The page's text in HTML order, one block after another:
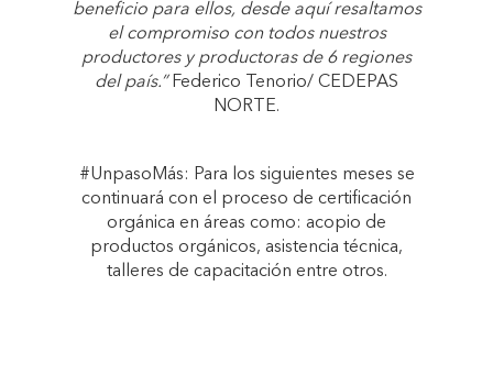
beneficio para ellos, desde aquí resaltamos
el compromiso con todos nuestros
productores y productoras de 6 regiones
del país.”Federico Tenorio/ CEDEPAS
NORTE.
#UnpasoMás: Para los siguientes meses se
continuará con el proceso de certificación
orgánica en áreas como: acopio de
productos orgánicos, asistencia técnica,
talleres de capacitación entre otros.